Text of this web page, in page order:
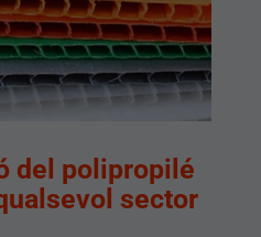
del polipropilé
sector